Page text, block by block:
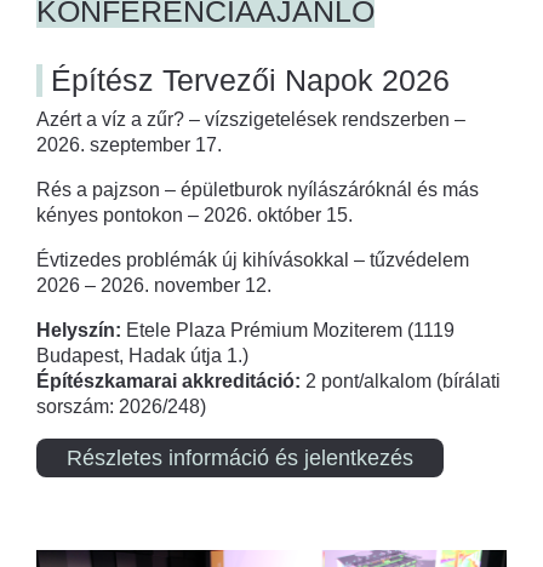
KONFERENCIAAJÁNLÓ
Építész Tervezői Napok 2026
Azért a víz a zűr? – vízszigetelések rendszerben –
2026. szeptember 17.
Rés a pajzson – épületburok nyílászáróknál és más
kényes pontokon – 2026. október 15.
Évtizedes problémák új kihívásokkal – tűzvédelem
2026 – 2026. november 12.
Helyszín: Etele Plaza Prémium Moziterem (1119
Budapest, Hadak útja 1.)
Építészkamarai akkreditáció: 2 pont/alkalom (bírálati
sorszám: 2026/248)
Részletes információ és jelentkezés